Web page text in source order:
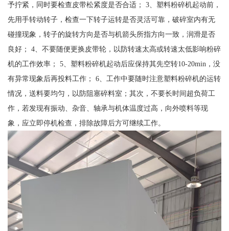
予拧紧，同时要检查皮带松紧度是否合适； 3、塑料粉碎机起动前，
先用手转动转子，检查一下转子运转是否灵活可靠，破碎室内有无
碰撞现象，转子的旋转方向是否与机箭头所指方向一致，润滑是否
良好； 4、不要随便更换皮带轮，以防转速太高或转速太低影响粉碎
机的工作效率； 5、塑料粉碎机起动后应保持其先空转10-20min，没
有异常现象后再投料工作； 6、工作中要随时注意塑料粉碎机的运转
情况，送料要均匀，以防阻塞碎料室；其次，不要长时间超负荷工
作，若发现有振动、杂音、轴承与机体温度过高，向外喷料等现
象，应立即停机检查，排除故障后方可继续工作。